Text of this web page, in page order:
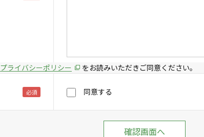
プライバシーポリシー をお読みいただきご同意ください。
同意する